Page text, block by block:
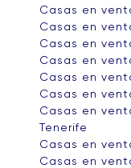
Casas en
Casas en
Casas en
Casas en
Casas en
Casas en
Casas en
Tenerife
Casas en
Casas en